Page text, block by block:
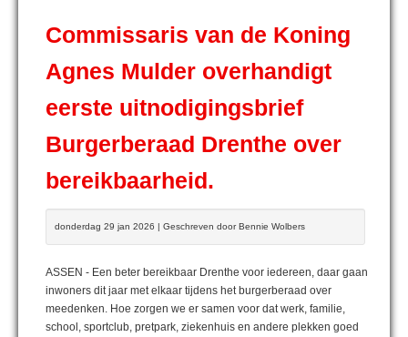
Commissaris van de Koning
Agnes Mulder overhandigt
eerste uitnodigingsbrief
Burgerberaad Drenthe over
bereikbaarheid.
donderdag 29 jan 2026 | Geschreven door Bennie Wolbers
ASSEN - Een beter bereikbaar Drenthe voor iedereen, daar gaan
inwoners dit jaar met elkaar tijdens het burgerberaad over
meedenken. Hoe zorgen we er samen voor dat werk, familie,
school, sportclub, pretpark, ziekenhuis en andere plekken goed